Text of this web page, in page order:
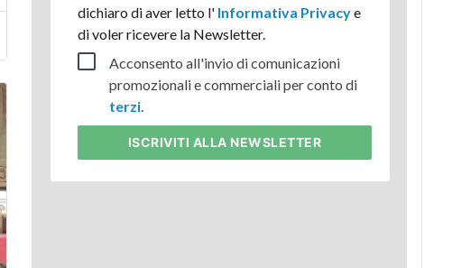
dichiaro di aver letto l'Informativa Privacye
di voler ricevere la Newsletter.
Acconsento all'invio di comunicazioni
promozionali e commerciali per conto di
terzi.
ISCRIVITI ALLA NEWSLETTER